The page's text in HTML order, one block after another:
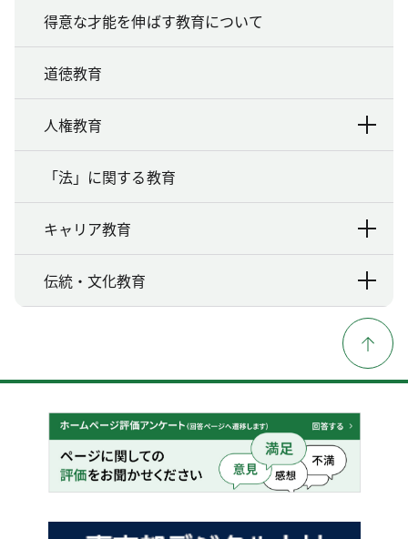
得意な才能を伸ばす教育について
道徳教育
人権教育
「法」に関する教育
キャリア教育
伝統・文化教育